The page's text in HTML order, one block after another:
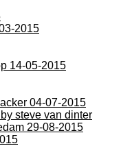
2015
14-05-2015
04-07-2015
steve van dinter
29-08-2015